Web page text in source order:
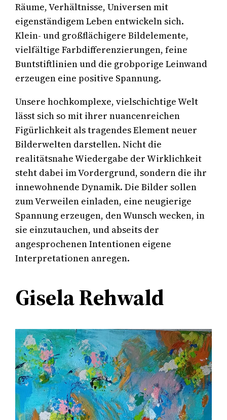
Räume, Verhältnisse, Universen mit
eigenständigem Leben entwickeln sich.
Klein- und großflächigere Bildelemente,
vielfältige Farbdifferenzierungen, feine
Buntstiftlinien und die grobporige Leinwand
erzeugen eine positive Spannung.
Unsere hochkomplexe, vielschichtige Welt
lässt sich so mit ihrer nuancenreichen
Figürlichkeit als tragendes Element neuer
Bilderwelten darstellen. Nicht die
realitätsnahe Wiedergabe der Wirklichkeit
steht dabei im Vordergrund, sondern die ihr
innewohnende Dynamik. Die Bilder sollen
zum Verweilen einladen, eine neugierige
Spannung erzeugen, den Wunsch wecken, in
sie einzutauchen, und abseits der
angesprochenen Intentionen eigene
Interpretationen anregen.
Gisela Rehwald